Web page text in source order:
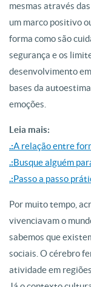
mesmas através
um marco positivo
forma como são
segurança e os
desenvolvimento
bases da
emoções.
Leia mais:
.:A relação entre
.:Busque alguém
.: Passo a passo
Por muito tempo,
vivenciavam o
sabemos que
sociais. O cérebro
atividade em